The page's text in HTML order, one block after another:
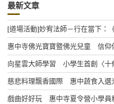
i
c
e
最新文章
[道場活動]妙宥法師－行在當下：
惠中寺佛光寶寶暨佛光兒童 信仰
向星雲大師學習 小學生首創〈十
慈悲料理飄香國際 惠中蔬食入選
戲曲好好玩 惠中寺夏令營小學員